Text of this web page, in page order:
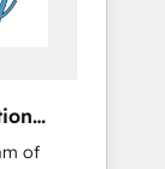
of